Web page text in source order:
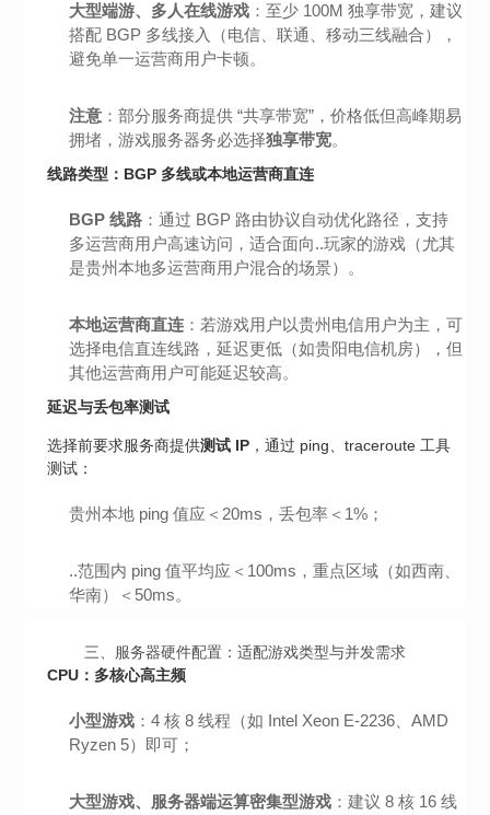
大型端游、多人在线游戏 ：至少 100M 独享带宽，建议
搭配 BGP 多线接入（电信、联通、移动三线融合），
避免单一运营商用户卡顿。
注意 ：部分服务商提供 “共享带宽”，价格低但高峰期易
拥堵，游戏服务器务必选择独享带宽。
线路类型：BGP 多线或本地运营商直连
BGP 线路 ：通过 BGP 路由协议自动优化路径，支持
多运营商用户高速访问，适合面向..玩家的游戏（尤其
是贵州本地多运营商用户混合的场景）。
本地运营商直连 ：若游戏用户以贵州电信用户为主，可
选择电信直连线路，延迟更低（如贵阳电信机房），但
其他运营商用户可能延迟较高。
延迟与丢包率测试
选择前要求服务商提供测试 IP ，通过 ping、traceroute 工具
测试：
贵州本地 ping 值应＜20ms，丢包率＜1%；
..范围内 ping 值平均应＜100ms，重点区域（如西南、
华南）＜50ms。
三、服务器硬件配置：适配游戏类型与并发需求
CPU：多核心高主频
小型游戏 ：4 核 8 线程（如 Intel Xeon E-2236、AMD
Ryzen 5）即可；
大型游戏、服务器端运算密集型游戏 ：建议 8 核 16 线